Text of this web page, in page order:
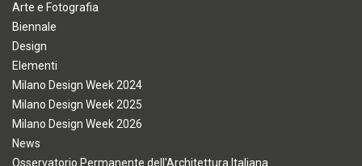
Arte e Fotografia
Biennale
Design
Elementi
Milano Design Week 2024
Milano Design Week 2025
Milano Design Week 2026
News
Osservatorio Permanente dell'Architettura Italiana